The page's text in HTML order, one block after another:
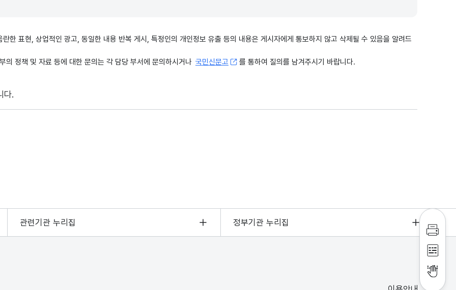
란한 표현, 상업적인 광고, 동일한 내용 반복 게시, 특정인의 개인정보 유출 등의 내용은 게시자에게 통보하지 않고 삭제될 수 있음을 알려드
의 정책 및 자료 등에 대한 문의는 각 담당 부서에 문의하시거나 국민신문고 를 통하여 질의를 남겨주시기 바랍니다.
다.
인쇄
점자
점자
관련기관 누리집 정부기관 누리집